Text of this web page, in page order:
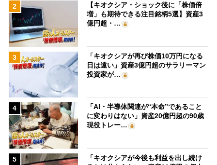
2
【キオクシア・ショック後に「株価倍
増」も期待できる注目銘柄5選】資産3
億円超・…
3
「キオクシアが再び株価10万円になる
日は遠い」資産3億円超のサラリーマン
投資家が…
4
「AI・半導体関連が“本命”であること
に変わりはない」資産20億円超の90歳
現役トレー…
5
「キオクシアが今後も利益を出し続け